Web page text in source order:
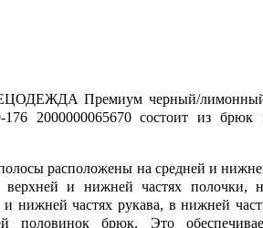
Премиум черный/
2000000065670 состоит из брюк
расположены на средней и
верхней и нижней частях полочки,
и нижней частях рукава, в нижней
половинок брюк. Это